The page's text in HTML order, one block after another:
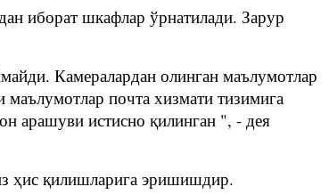
иборат шкафлар ўрнатилади. Зарур
Камералардан олинган маълумотлар
почта хизмати тизимига
арашуви истисно қилинган ", - дея
ҳис қилишларига эришишдир.